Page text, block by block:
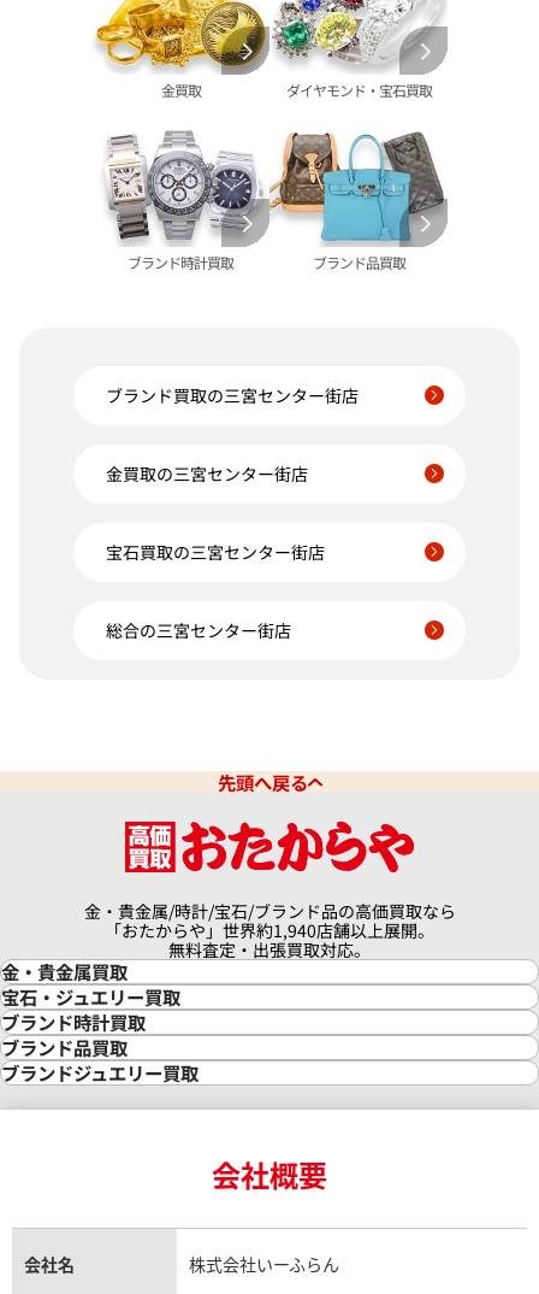
金買取 ダイヤモンド・宝石買取
ブランド時計買取 ブランド品買取
ブランド買取の三宮センター街店
金買取の三宮センター街店
宝石買取の三宮センター街店
総合の三宮センター街店
先頭へ戻る
金・貴金属/時計/宝石/ブランド品の高価買取なら
「おたからや」世界約1,940店舗以上展開。
無料査定・出張買取対応。
金・貴金属買取
金買取
金の相場価格情報
金の参考買取価格一覧
インゴット買取
インゴットの相場価格情報
24金買取
金貨買取
貴金属買取
宝石・ジュエリー買取
宝石・ジュエリー買取
ダイヤモンド買取
ダイヤモンド・宝石の参考価格一覧
リング・結婚指輪買取
エメラルド買取
トパーズ買取
タンザナイト買取
ブランド時計買取
時計買取
ロレックス買取
ロレックス デイトナ買取
ロレックス サブマリーナー買取
ロレックス エクスプローラー買取
ロレックス デイトジャスト買取
パテック フィリップノーチラス買取
ブランド品買取
ブランド買取
シャネル マトラッセ買取
ブランドジュエリー買取
ヴァンクリーフ＆アーペル買取
ショーメ買取
会社概要
会社名 株式会社いーふらん